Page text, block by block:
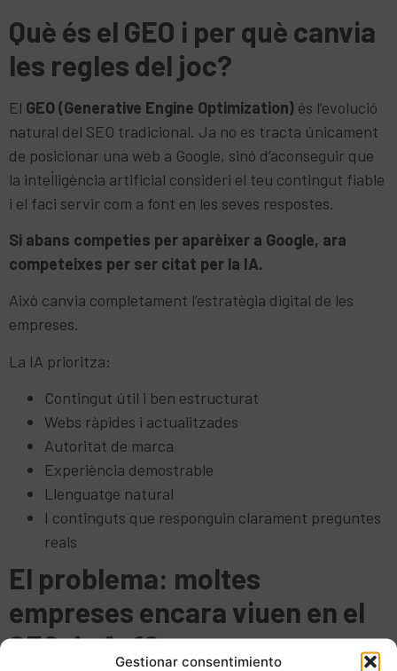
Gestionar consentimiento
Què és el GEO i per què canvia
les regles del joc?
El GEO (Generative Engine Optimization) és l’evolució
natural del SEO tradicional. Ja no es tracta únicament
de posicionar una web a Google, sinó d’aconseguir que
la intel·ligència artificial consideri el teu contingut fiable
i el faci servir com a font en les seves respostes.
Si abans competies per aparèixer a Google, ara
competeixes per ser citat per la IA.
Això canvia completament l’estratègia digital de les
empreses.
La IA prioritza:
Contingut útil i ben estructurat
Webs ràpides i actualitzades
Autoritat de marca
Experiència demostrable
Llenguatge natural
I continguts que responguin clarament preguntes
reals
El problema: moltes
empreses encara viuen en el
SEO de fa 10 anys